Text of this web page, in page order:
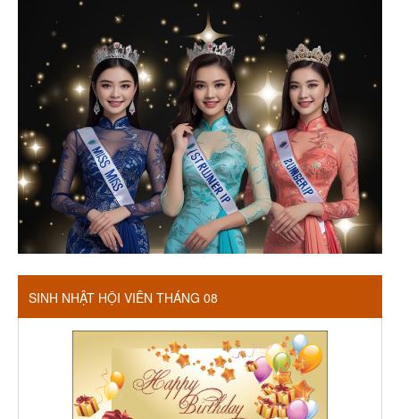
SINH NHẬT HỘI VIÊN THÁNG 08